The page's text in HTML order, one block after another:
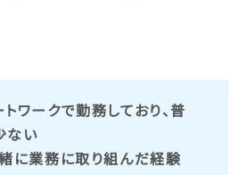
ワークで勤務しており、普
ない
に業務に取り組んだ経験